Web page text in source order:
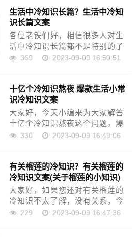
生活中冷知识长篇？生活中冷知
识长篇文案
各位老铁们好，相信很多人对生
活中冷知识长篇都不是特别的了
解，因此呢，今天就来为大家分
识，还望可以帮助大家，解决大
家的一些困惑，下面一……
369 2023-09-09 16:50:51
十亿个冷知识熬夜 爆款生活小常
识冷知识文案
大家好，今天小编来为大家解答
十亿个冷知识熬夜这个问题，爆
款生活小常识冷知识文案很多人
冷知识文案晚上熬夜有什么危害
怎么才被定义为熬夜怎……
330 2023-09-09 16:49:06
有关榴莲的冷知识？有关榴莲的
冷知识文案(关于榴莲的小知识)
大家好，如果您还对有关榴莲的
冷知识不太了解，没有关系，今
天就由本站为大家分享有关榴莲
229 2023-09-09 16:47:36